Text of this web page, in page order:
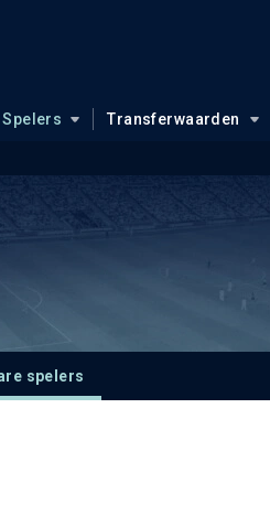
Spelers Transferwaarden
spelers